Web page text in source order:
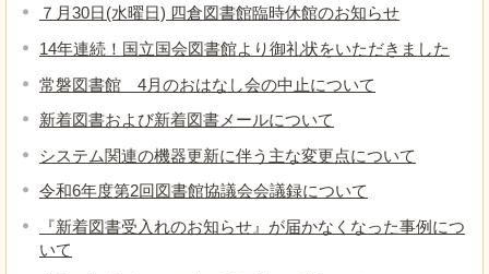
７月30日(水曜日) 四倉図書館臨時休館のお知らせ
14年連続！国立国会図書館より御礼状をいただきました
常磐図書館 4月のおはなし会の中止について
新着図書および新着図書メールについて
システム関連の機器更新に伴う主な変更点について
令和6年度第2回図書館協議会会議録について
『新着図書受入れのお知らせ』が届かなくなった事例につ
いて